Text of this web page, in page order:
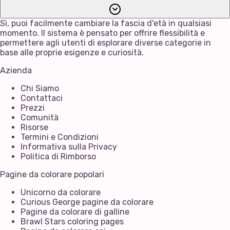
Sì, puoi facilmente cambiare la fascia d'età in qualsiasi
momento. Il sistema è pensato per offrire flessibilità e
permettere agli utenti di esplorare diverse categorie in
base alle proprie esigenze e curiosità.
Azienda
Chi Siamo
Contattaci
Prezzi
Comunità
Risorse
Termini e Condizioni
Informativa sulla Privacy
Politica di Rimborso
Pagine da colorare popolari
Unicorno da colorare
Curious George pagine da colorare
Pagine da colorare di galline
Brawl Stars coloring pages